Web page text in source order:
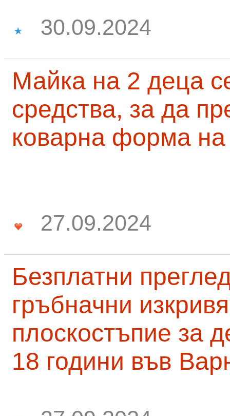
30.09.2024
Майка на 2 деца
средства, за да
коварна форма на
27.09.2024
Безплатни
гръбначни
плоскостъпие за
18 години във